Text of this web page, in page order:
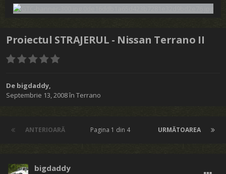
Proiectul STRAJERUL - Nissan Terrano II
De bigdaddy,
Septembrie 13, 2008în Terrano
ANTERIOARĂ URMĂTOAREA
Pagina 1 din 4
bigdaddy